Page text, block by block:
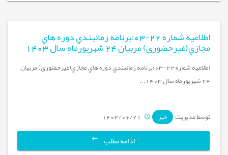
اطلاعیه شماره 22-03:برنامه زمانبندي دوره هاي
مجازي(غیرحضوری) مربيان 24 شهریورماه سال 1403
اطلاعیه شماره 22-03:برنامه زمانبندي دوره هاي مجازي(غیرحضوری) مربيان
24 شهریورماه سال 1403...
توسط مدیریت خبر 1403/06/21
ادامه مطلب